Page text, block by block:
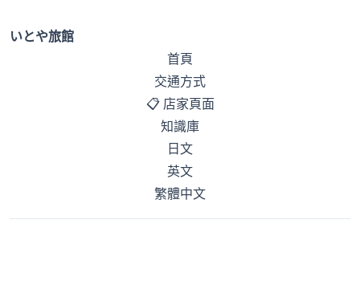
いとや旅館
首頁
交通方式
📋 店家頁面
知識庫
日文
英文
繁體中文